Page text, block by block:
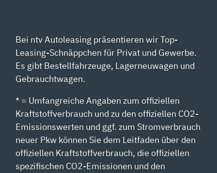
Bei ntv Autoleasing präsentieren wir Top-
Leasing-Schnäppchen für Privat und Gewerbe.
Es gibt Bestellfahrzeuge, Lagerneuwagen und
Gebrauchtwagen.
* = Umfangreiche Angaben zum offiziellen
Kraftstoffverbrauch und zu den offiziellen CO2-
Emissionswerten und ggf. zum Stromverbrauch
neuer Pkw können Sie dem Leitfaden über den
offiziellen Kraftstoffverbrauch, die offiziellen
spezifischen CO2-Emissionen und den